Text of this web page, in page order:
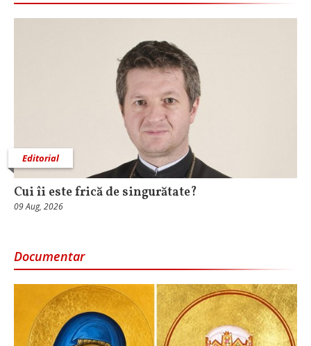
Editorial
Cui îi este frică de singurătate?
09 Aug, 2026
Documentar